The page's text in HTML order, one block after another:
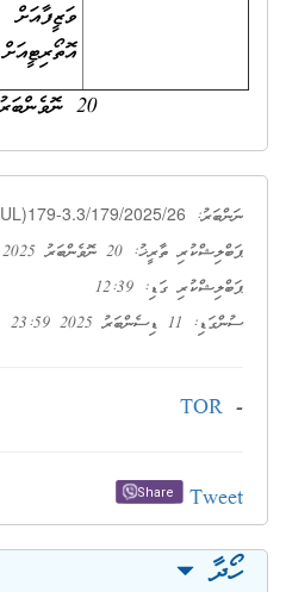
20 ނޮވެންބަރު 2025
ނަންބަރު: 3.3/179/2025/26
ޕަބްލިޝްކުރި ތާރީޚު: 20 ނޮވެންބަރު 2025
ޕަބްލިޝްކުރި ގަޑި: 12:39
ސުންގަޑި: 11 ޑިސެންބަރު 2025 23:59
-
TOR
Tweet
Share
ހޯދާ